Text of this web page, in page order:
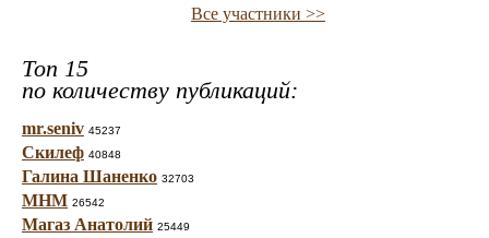
Все участники >>
Топ 15
по количеству публикаций:
mr.seniv 45237
Скилеф 40848
Галина Шаненко 32703
МНМ 26542
Магаз Анатолий 25449